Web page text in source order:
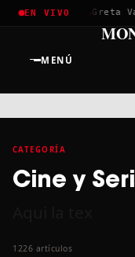
EN VIVO
2026 Greta
MENÚ
CATEGORÍA
Cine y
1226 artículos